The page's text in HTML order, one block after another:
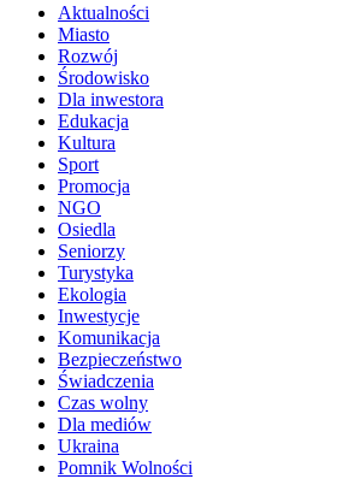
Aktualności
Miasto
Rozwój
Środowisko
Dla inwestora
Edukacja
Kultura
Sport
Promocja
NGO
Osiedla
Seniorzy
Turystyka
Ekologia
Inwestycje
Komunikacja
Bezpieczeństwo
Świadczenia
Czas wolny
Dla mediów
Ukraina
Pomnik Wolności